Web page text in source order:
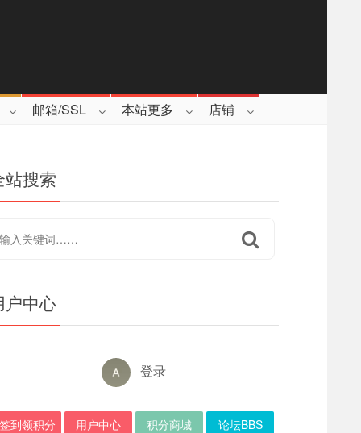
邮箱/SSL 本站更多 店铺
站搜索
户中心
登录
签到领积分 用户中心 积分商城 论坛BBS